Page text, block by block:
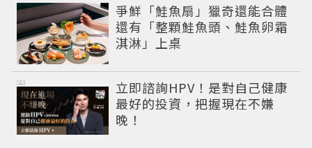
爭鮮「鮭魚扇」獵奇還能合體
還有「整顆鮭魚頭、鮭魚卵霜
淇淋」上桌
立即諮詢HPV！是對自己健康
最好的投資，把握現在不嫌
晚！
PR